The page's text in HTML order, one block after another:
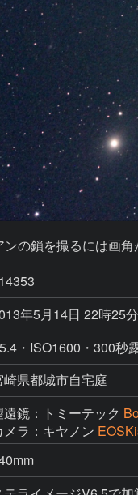
の鎖を撮るには画角
年5月14日 22時25
・ISO1600・300秒
崎県都城市自宅庭
遠鏡：トミーテック
メラ：キヤノン